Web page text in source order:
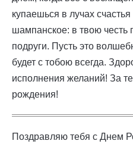
купаешься в лучах
шампанское: в твою честь
подруги. Пусть это
будет с тобою всегда.
исполнения желаний! За
рождения!
Поздравляю тебя с Днем